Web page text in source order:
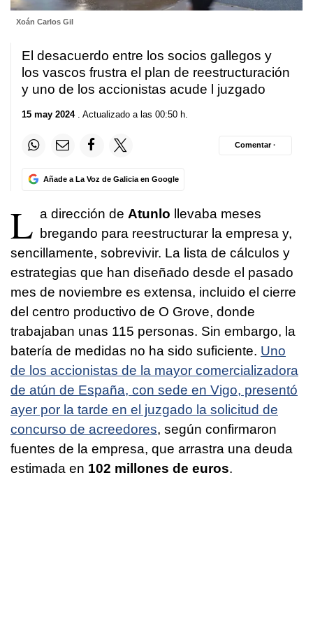
Xoán Carlos Gil
El desacuerdo entre los socios gallegos y
los vascos frustra el plan de reestructuración
y uno de los accionistas acude l juzgado
15 may 2024. Actualizado a las 00:50 h.
Añade a La Voz de Galicia en Google
Comentar ·
L a dirección de Atunlo llevaba meses
bregando para reestructurar la empresa y,
sencillamente, sobrevivir. La lista de cálculos y
estrategias que han diseñado desde el pasado
mes de noviembre es extensa, incluido el cierre
del centro productivo de O Grove, donde
trabajaban unas 115 personas. Sin embargo, la
batería de medidas no ha sido suficiente. Uno
de los accionistas de la mayor comercializadora
de atún de España, con sede en Vigo, presentó
ayer por la tarde en el juzgado la solicitud de
concurso de acreedores, según confirmaron
fuentes de la empresa, que arrastra una deuda
estimada en 102 millones de euros.